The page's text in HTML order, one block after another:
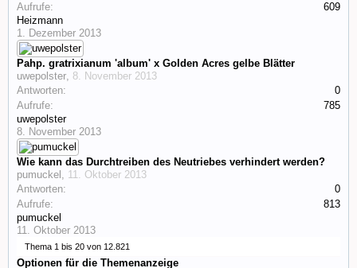
Aufrufe:
609
Heizmann
1. Dezember 2013
Pahp. gratrixianum 'album' x Golden Acres gelbe Blätter
uwepolster, 8. November 2013
Antworten:
0
Aufrufe:
785
uwepolster
8. November 2013
Wie kann das Durchtreiben des Neutriebes verhindert werden?
pumuckel , 11. Oktober 2013
Antworten:
0
Aufrufe:
813
pumuckel
11. Oktober 2013
Thema 1 bis 20 von 12.821
Optionen für die Themenanzeige